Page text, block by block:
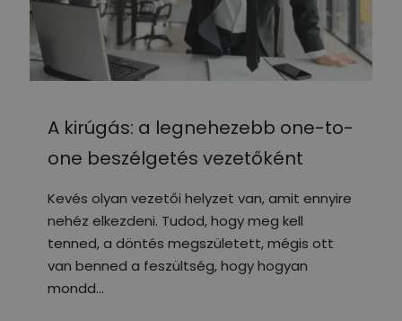
A kirúgás: a legnehezebb one-to-
one beszélgetés vezetőként
Kevés olyan vezetői helyzet van, amit ennyire
nehéz elkezdeni. Tudod, hogy meg kell
tenned, a döntés megszületett, mégis ott
van benned a feszültség, hogy hogyan
mondd